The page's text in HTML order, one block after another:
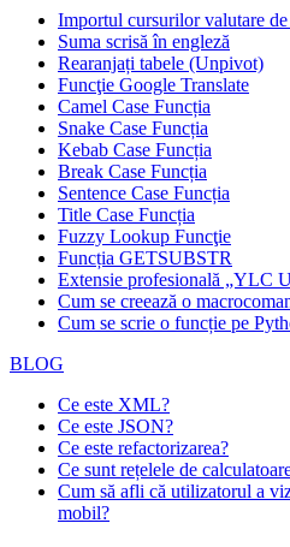
Importul cursurilor valutare
Suma scrisă în engleză
Rearanjați tabele (Unpivot)
Funcţie Google Translate
Camel Case Funcția
Snake Case Funcția
Kebab Case Funcția
Break Case Funcția
Sentence Case Funcția
Title Case Funcția
Fuzzy Lookup Funcţie
Funcția GETSUBSTR
Extensie profesională „YLC
Cum se creează o
Cum se scrie o funcție pe
BLOG
Ce este XML?
Ce este JSON?
Ce este refactorizarea?
Ce sunt rețelele de
Cum să afli că utilizatorul a
mobil?